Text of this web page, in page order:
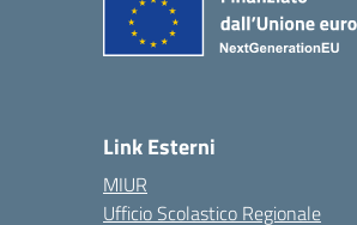
Link Esterni
MIUR
Ufficio Scolastico Regionale